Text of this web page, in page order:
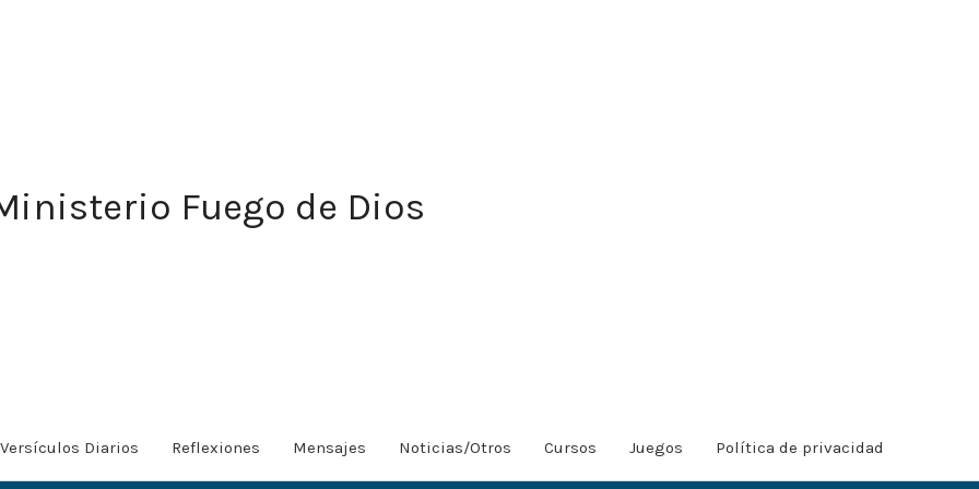
Fuego de Dios
Versículos Diarios Reflexiones Mensajes Noticias/Otros Cursos Juegos Política de privacidad